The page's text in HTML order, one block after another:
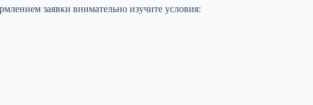
заявки внимательно изучите условия: